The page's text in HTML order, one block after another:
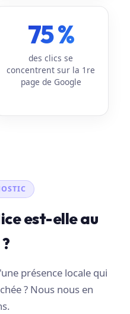
75 %
des clics se
concentrent sur la 1re
page de Google
est-elle au
présence locale qui
? Nous nous en